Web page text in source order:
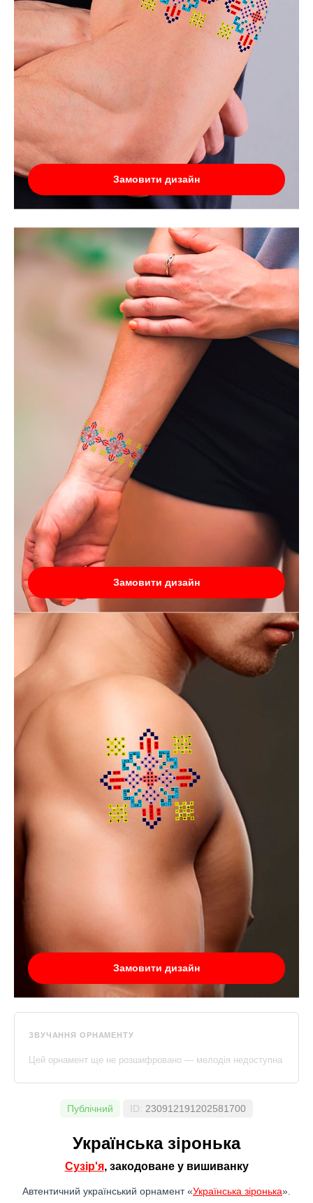
Замовити дизайн
Замовити дизайн
Замовити дизайн
ЗВУЧАННЯ ОРНАМЕНТУ
Цей орнамент ще не розшифровано — мелодія недоступна
Публічний ID: 230912191202581700
Українська зіронька
Сузiр'я, закодоване у вишиванку
Автентичний український орнамент «Українська зіронька».